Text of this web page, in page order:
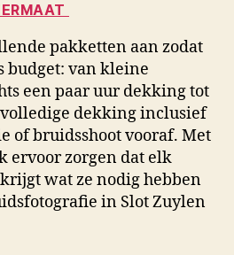
pakketten aan zodat
budget: van kleine
een paar uur dekking tot
dekking inclusief
of bruidsshoot vooraf. Met
ervoor zorgen dat elk
wat ze nodig hebben
in Slot Zuylen